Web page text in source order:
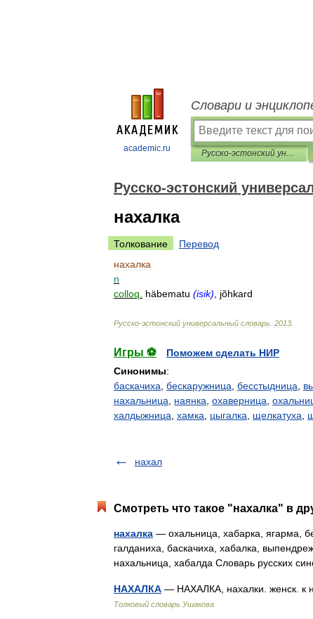
academic.ru
Словари и
Русско-эстонский универсальный словарь
Русско-эстонский
нахалка
Толкование
Перевод
нахалка
n
colloq
häbematu (isik) jõhkard
Русско-эстонский универсальный словарь 2013
Игры ⚽
Поможем сделать НИР
Синонимы:
баскачиха бескаружница бесстыдница
нахальница
наянка охаверница
халдыжница хамка цыгалка щелкатуха
нахал
Смотреть что такое "нахалка" в
нахалка — охальница, хабарка, ягарма,
галданиха, баскачиха, хабалка,
нахальница, хабалда Словарь русских
НАХАЛКА — НАХАЛКА, нахалки. женск. к
Толковый словарь Ушакова